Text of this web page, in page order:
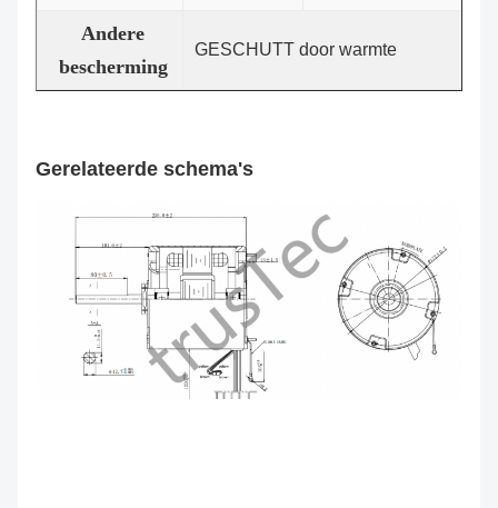
Andere
bescherming
GESCHUTT door warmte
Gerelateerde schema's